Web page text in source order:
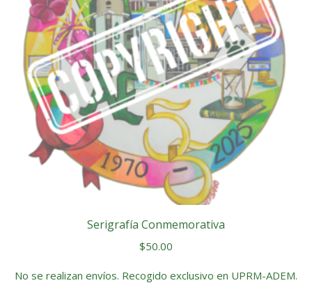
Serigrafía Conmemorativa
$50.00
No se realizan envíos. Recogido exclusivo en UPRM-ADEM.